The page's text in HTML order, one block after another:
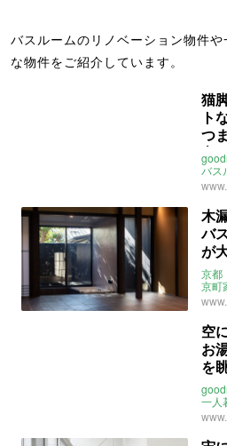
バスルームのリノベーション物件
な物件をご紹介しています。
猫
ト
つ
市
バス
ライ
木
バ
が
都
件)
京都
京町
バス
八清
空
お
を
31
一人
眺望
駅近
大阪